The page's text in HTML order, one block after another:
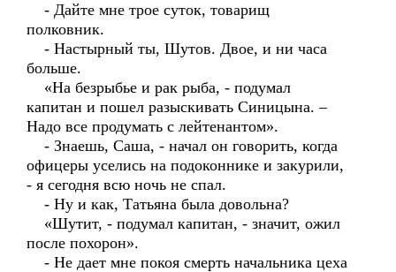
- Дайте мне трое суток, товарищ
полковник.
- Настырный ты, Шутов. Двое, и ни часа
больше.
«На безрыбье и рак рыба, - подумал
капитан и пошел разыскивать Синицына. –
Надо все продумать с лейтенантом».
- Знаешь, Саша, - начал он говорить, когда
офицеры уселись на подоконнике и закурили,
- я сегодня всю ночь не спал.
- Ну и как, Татьяна была довольна?
«Шутит, - подумал капитан, - значит, ожил
после похорон».
- Не дает мне покоя смерть начальника цеха